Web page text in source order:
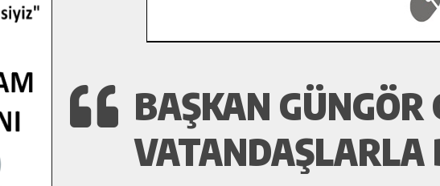
BAŞKAN GÜNGÖR
VATANDAŞLARLA